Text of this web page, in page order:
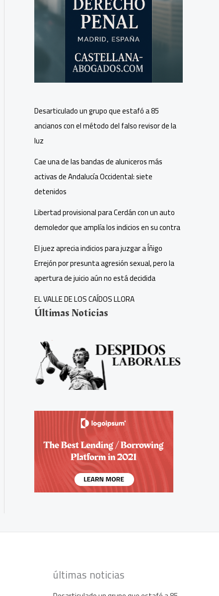
Desarticulado un grupo que estafó a 85
ancianos con el método del falso revisor de la
luz
Cae una de las bandas de aluniceros más
activas de Andalucía Occidental: siete
detenidos
Libertad provisional para Cerdán con un auto
demoledor que amplía los indicios en su contra
El juez aprecia indicios para juzgar a Íñigo
Errejón por presunta agresión sexual, pero la
apertura de juicio aún no está decidida
EL VALLE DE LOS CAÍDOS LLORA
Últimas Noticias
últimas noticias